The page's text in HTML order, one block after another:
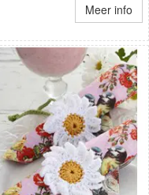
Meer info